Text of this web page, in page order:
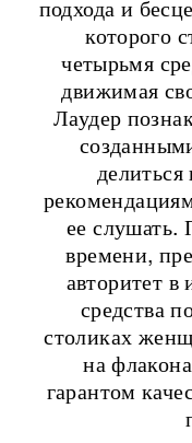
подхода и
которого
четырьмя
движимая
Лаудер
ее слушать.
времени,
авторитет в
средства
столиках
на
гарантом